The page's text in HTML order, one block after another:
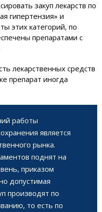
закуп лекарств по
гипертензия» и
этих категорий, по
препаратами с
лекарственных средств
препарат иногда
работы
является
рынка.
поднят на
приказом
допустимая
производят по
то есть по